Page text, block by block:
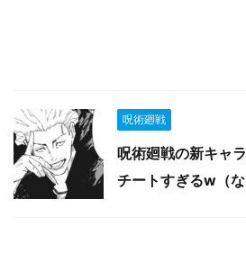
呪術廻戦
呪術廻戦の新キャ
チートすぎるw（な